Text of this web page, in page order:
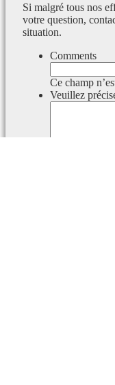
Si malgré tous nos
votre question,
situation.
Comments
Ce champ
Veuillez